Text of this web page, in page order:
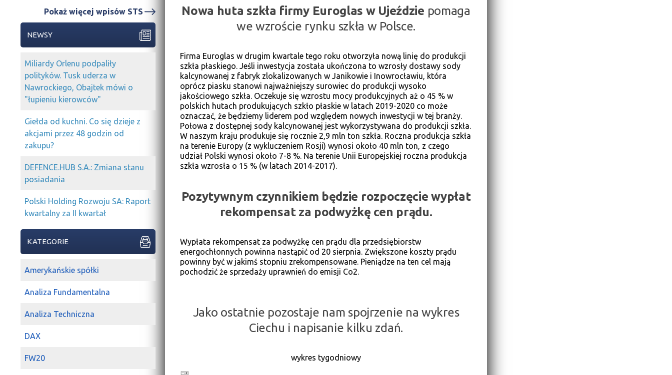
Nowa huta szkła firmy Euroglas w Ujeździe pomaga
we wzroście rynku szkła w Polsce.
Firma Euroglas w drugim kwartale tego roku otworzyła nową linię do produkcji
szkła płaskiego. Jeśli inwestycja została ukończona to wzrosły dostawy sody
kalcynowanej z fabryk zlokalizowanych w Janikowie i Inowrocławiu, która
oprócz piasku stanowi najważniejszy surowiec do produkcji wysoko
jakościowego szkła. Oczekuje się wzrostu mocy produkcyjnych aż o 45 % w
polskich hutach produkujących szkło płaskie w latach 2019-2020 co może
oznaczać, że będziemy liderem pod względem nowych inwestycji w tej branży.
Połowa z dostępnej sody kalcynowanej jest wykorzystywana do produkcji szkła.
W naszym kraju produkuje się rocznie 2,9 mln ton szkła. Roczna produkcja szkła
na terenie Europy (z wykluczeniem Rosji) wynosi około 40 mln ton, z czego
udział Polski wynosi około 7-8 %. Na terenie Unii Europejskiej roczna produkcja
szkła wzrosła o 15 % (w latach 2014-2017).
Pozytywnym czynnikiem będzie rozpoczęcie wypłat
rekompensat za podwyżkę cen prądu.
Wypłata rekompensat za podwyżkę cen prądu dla przedsiębiorstw
energochłonnych powinna nastąpić od 20 sierpnia. Zwiększone koszty prądu
powinny być w jakimś stopniu zrekompensowane. Pieniądze na ten cel mają
pochodzić że sprzedaży uprawnień do emisji Co2.
Jako ostatnie pozostaje nam spojrzenie na wykres
Ciechu i napisanie kilku zdań.
wykres tygodniowy
Pokaż więcej wpisów STS
NEWSY
Miliardy Orlenu podpaliły
polityków. Tusk uderza w
Nawrockiego, Obajtek mówi o
"łupieniu kierowców"
Giełda od kuchni. Co się dzieje z
akcjami przez 48 godzin od
zakupu?
DEFENCE.HUB S.A.: Zmiana stanu
posiadania
Polski Holding Rozwoju SA: Raport
kwartalny za II kwartał
KATEGORIE
Amerykańskie spółki
Analiza Fundamentalna
Analiza Techniczna
DAX
FW20